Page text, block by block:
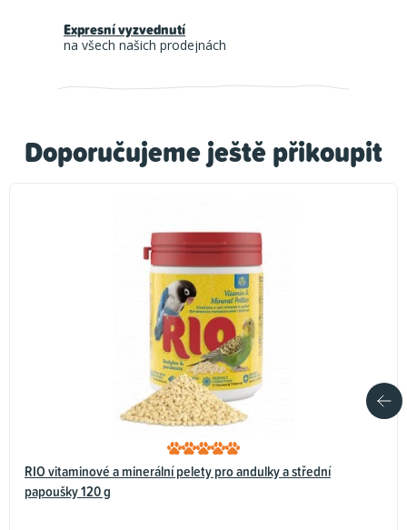
Doporučujeme ještě přikoupit
RIO vitaminové a minerální pelety pro andulky a střední
papoušky 120 g
Expresní vyzvednutí
na všech našich prodejnách